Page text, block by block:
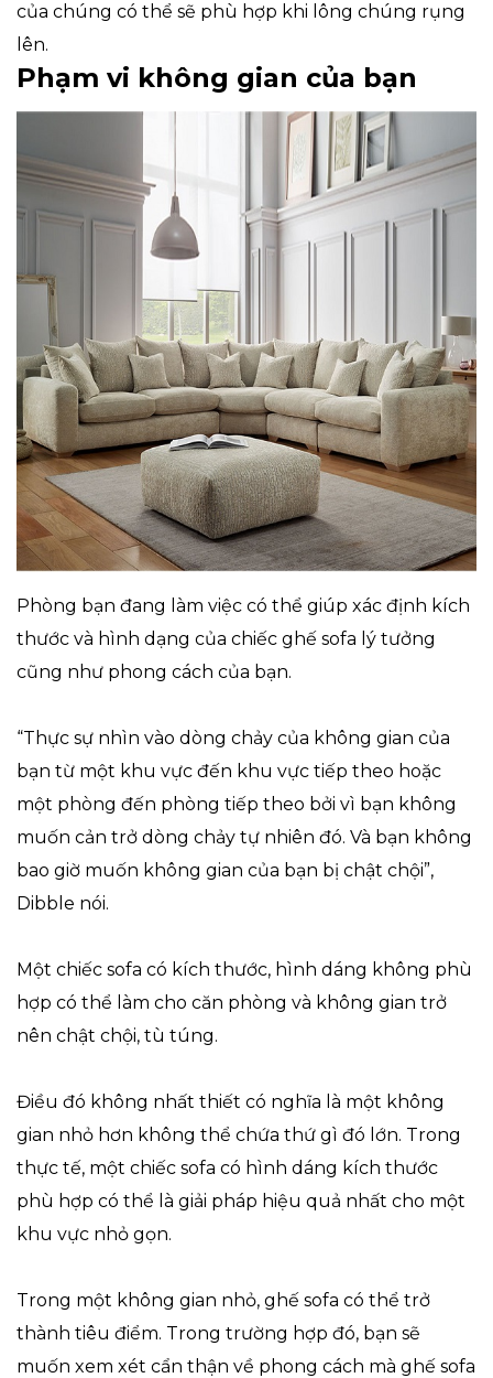
của chúng có thể sẽ phù hợp khi lông chúng rụng
lên.
Phạm vi không gian của bạn
Phòng bạn đang làm việc có thể giúp xác định kích
thước và hình dạng của chiếc ghế sofa lý tưởng
cũng như phong cách của bạn.
“Thực sự nhìn vào dòng chảy của không gian của
bạn từ một khu vực đến khu vực tiếp theo hoặc
một phòng đến phòng tiếp theo bởi vì bạn không
muốn cản trở dòng chảy tự nhiên đó. Và bạn không
bao giờ muốn không gian của bạn bị chật chội”,
Dibble nói.
Một chiếc sofa có kích thước, hình dáng không phù
hợp có thể làm cho căn phòng và không gian trở
nên chật chội, tù túng.
Điều đó không nhất thiết có nghĩa là một không
gian nhỏ hơn không thể chứa thứ gì đó lớn. Trong
thực tế, một chiếc sofa có hình dáng kích thước
phù hợp có thể là giải pháp hiệu quả nhất cho một
khu vực nhỏ gọn.
Trong một không gian nhỏ, ghế sofa có thể trở
thành tiêu điểm. Trong trường hợp đó, bạn sẽ
muốn xem xét cẩn thận về phong cách mà ghế sofa